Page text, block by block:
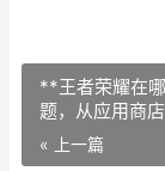
**王者荣耀在
题，从应用商
« 上一篇